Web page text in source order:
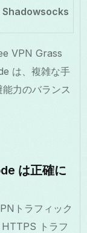
VPN Grass
は、複雑な手
力のバランス
は正確に
トラフィック
トラフ